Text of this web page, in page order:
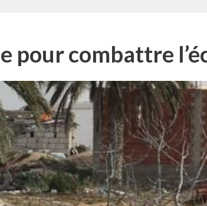
pour combattre